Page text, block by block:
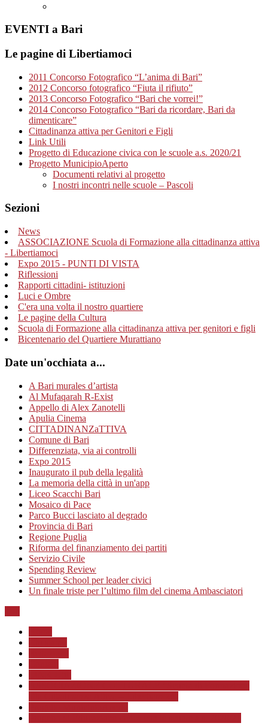
EVENTI a Bari
Le pagine di Libertiamoci
2011 Concorso Fotografico “L’anima di Bari”
2012 Concorso fotografico “Fiuta il rifiuto”
2013 Concorso Fotografico “Bari che vorrei!”
2014 Concorso Fotografico “Bari da ricordare, Bari da
dimenticare”
Cittadinanza attiva per Genitori e Figli
Link Utili
Progetto di Educazione civica con le scuole a.s. 2020/21
Progetto MunicipioAperto
Documenti relativi al progetto
I nostri incontri nelle scuole – Pascoli
Sezioni
News
ASSOCIAZIONE Scuola di Formazione alla cittadinanza attiva
- Libertiamoci
Expo 2015 - PUNTI DI VISTA
Riflessioni
Rapporti cittadini- istituzioni
Luci e Ombre
C'era una volta il nostro quartiere
Le pagine della Cultura
Scuola di Formazione alla cittadinanza attiva per genitori e figli
Bicentenario del Quartiere Murattiano
Date un'occhiata a...
A Bari murales d’artista
Al Mufaqarah R-Exist
Appello di Alex Zanotelli
Apulia Cinema
CITTADINANZaTTIVA
Comune di Bari
Differenziata, via ai controlli
Expo 2015
Inaugurato il pub della legalità
La memoria della città in un'app
Liceo Scacchi Bari
Mosaico di Pace
Parco Bucci lasciato al degrado
Provincia di Bari
Regione Puglia
Riforma del finanziamento dei partiti
Servizio Civile
Spending Review
Summer School per leader civici
Un finale triste per l’ultimo film del cinema Ambasciatori